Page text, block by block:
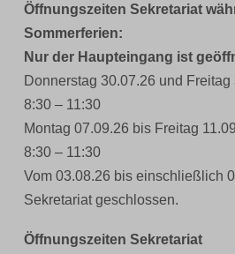
Öffnungszeiten Sekretariat
Sommerferien:
Nur der Haupteingang ist
Donnerstag 30.07.26 und Freitag
8:30 – 11:30
Montag 07.09.26 bis Freitag
8:30 – 11:30
Vom 03.08.26 bis einschließlich
Sekretariat geschlossen.
Öffnungszeiten Sekretariat